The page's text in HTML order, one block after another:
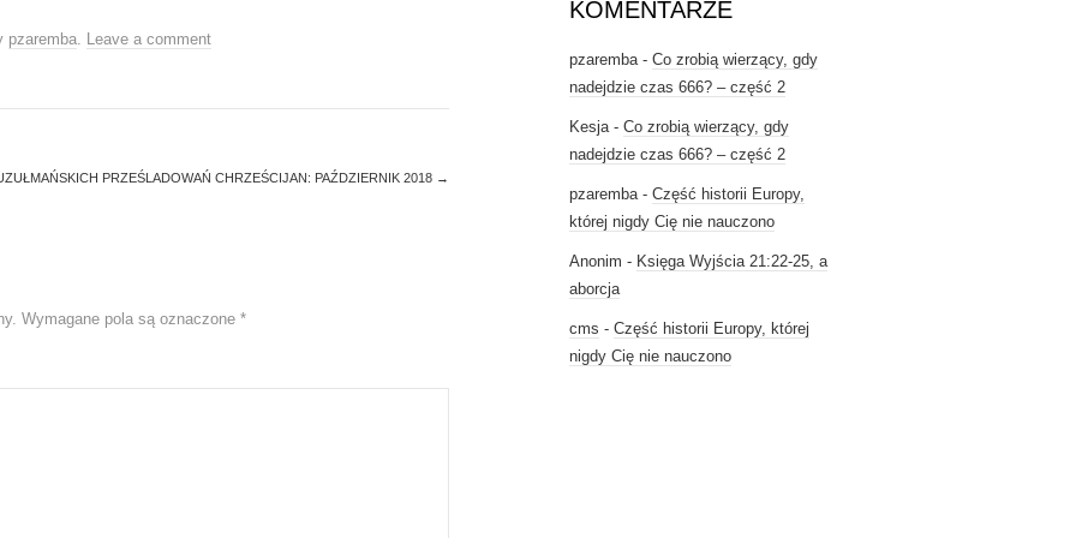
pzaremba. Leave a comment
PRZEŚLADOWAŃ CHRZEŚCIJAN: PAŹDZIERNIK 2018 →
Wymagane pola są oznaczone *
KOMENTARZE
pzaremba- Co zrobią wierzący, gdy
nadejdzie czas 666? – część 2
Kesja- Co zrobią wierzący, gdy
nadejdzie czas 666? – część 2
pzaremba- Część historii Europy,
której nigdy Cię nie nauczono
Anonim - Księga Wyjścia 21:22-25, a
aborcja
cms - Część historii Europy, której
nigdy Cię nie nauczono